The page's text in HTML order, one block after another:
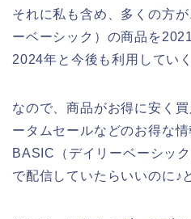
それに私も含め、多くの方
ーベーシック）の商品を
2024年と今後も利用してい
なので、商品がお得に安く
ータムセールなどのお得な
BASIC（デイリーベーシッ
で配信していたらいいのに♪